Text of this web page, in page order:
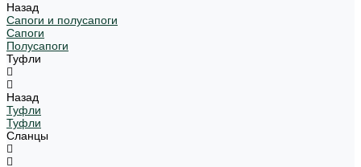
Назад
Сапоги и полусапоги
Сапоги
Полусапоги
Туфли
Назад
Туфли
Туфли
Сланцы